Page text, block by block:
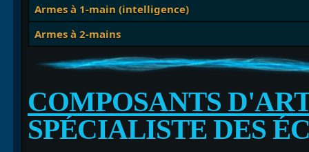
Armes à 1-main (intelligence)
Armes à 2-mains
COMPOSANTS
SPÉCIALISTE DES